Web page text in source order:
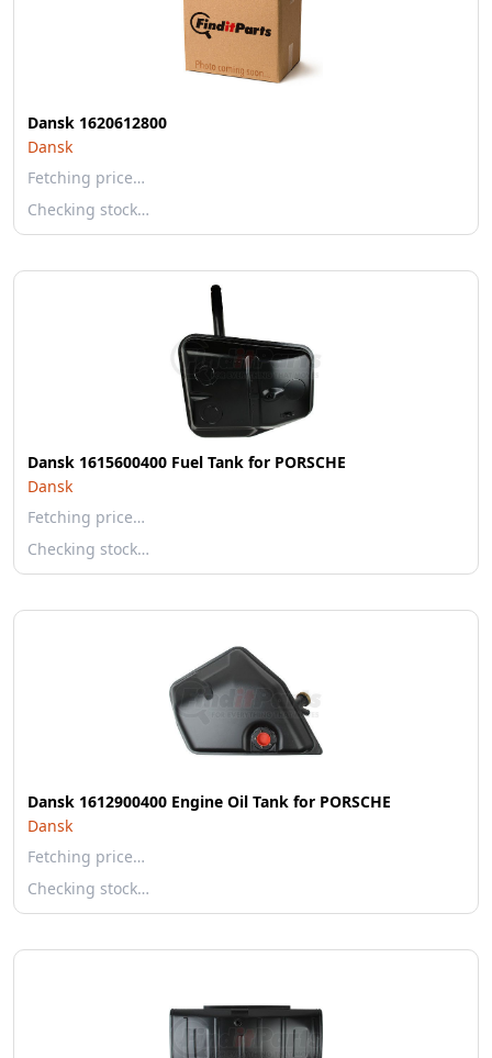
Dansk 1620612800
Dansk
Fetching price…
Checking stock…
Dansk 1615600400 Fuel Tank for PORSCHE
Dansk
Fetching price…
Checking stock…
Dansk 1612900400 Engine Oil Tank for PORSCHE
Dansk
Fetching price…
Checking stock…